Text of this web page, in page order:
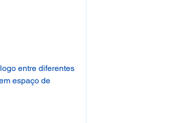
entre diferentes
espaço de